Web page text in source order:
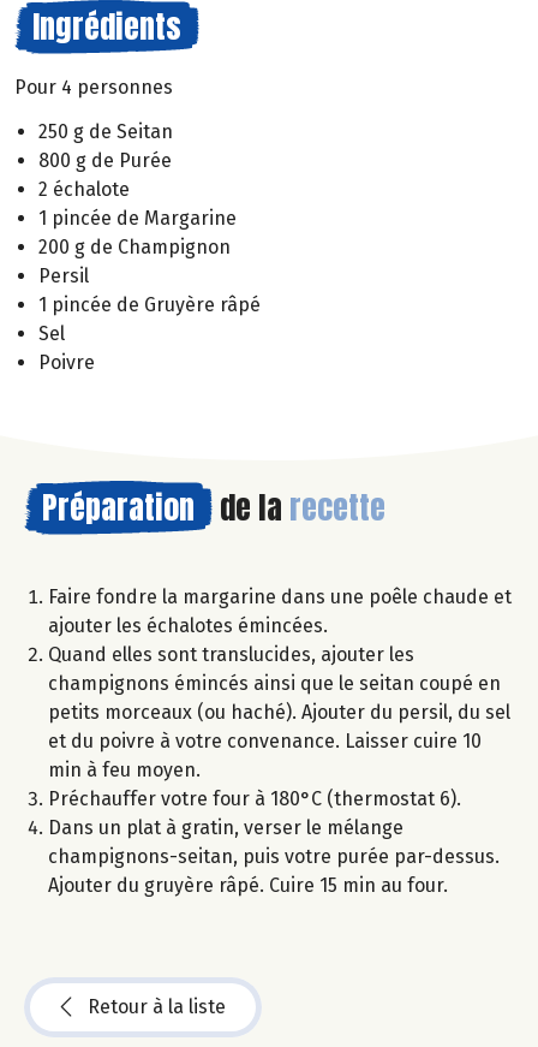
Ingrédients
Pour 4 personnes
250 g de Seitan
800 g de Purée
2 échalote
1 pincée de Margarine
200 g de Champignon
Persil
1 pincée de Gruyère râpé
Sel
Poivre
Préparation de la recette
Faire fondre la margarine dans une poêle chaude et
ajouter les échalotes émincées.
Quand elles sont translucides, ajouter les
champignons émincés ainsi que le seitan coupé en
petits morceaux (ou haché). Ajouter du persil, du sel
et du poivre à votre convenance. Laisser cuire 10
min à feu moyen.
Préchauffer votre four à 180°C (thermostat 6).
Dans un plat à gratin, verser le mélange
champignons-seitan, puis votre purée par-dessus.
Ajouter du gruyère râpé. Cuire 15 min au four.
Retour à la liste